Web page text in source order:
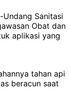
Undang Sanitasi
Obat dan
aplikasi yang
tahan api
beracun saat